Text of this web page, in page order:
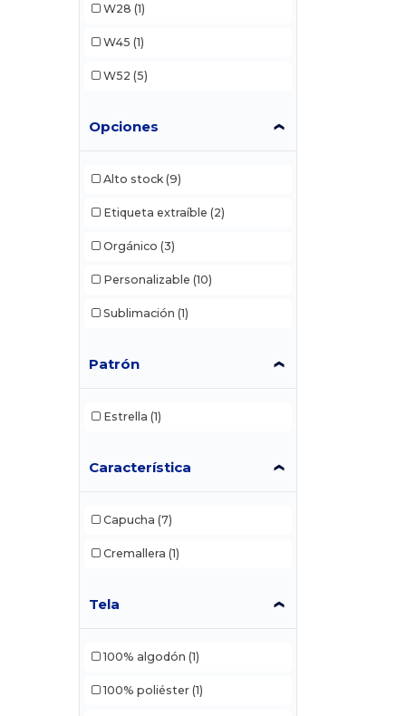
W28 (1)
W45 (1)
W52 (5)
Opciones
Alto stock (9)
Etiqueta extraíble (2)
Orgánico (3)
Personalizable (10)
Sublimación (1)
Patrón
Estrella (1)
Característica
Capucha (7)
Cremallera (1)
Tela
100% algodón (1)
100% poliéster (1)